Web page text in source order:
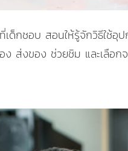
เด็กชอบ สอนให้รู้จักวิธีใช้
ส่งของ ช่วยชิม และเลือ